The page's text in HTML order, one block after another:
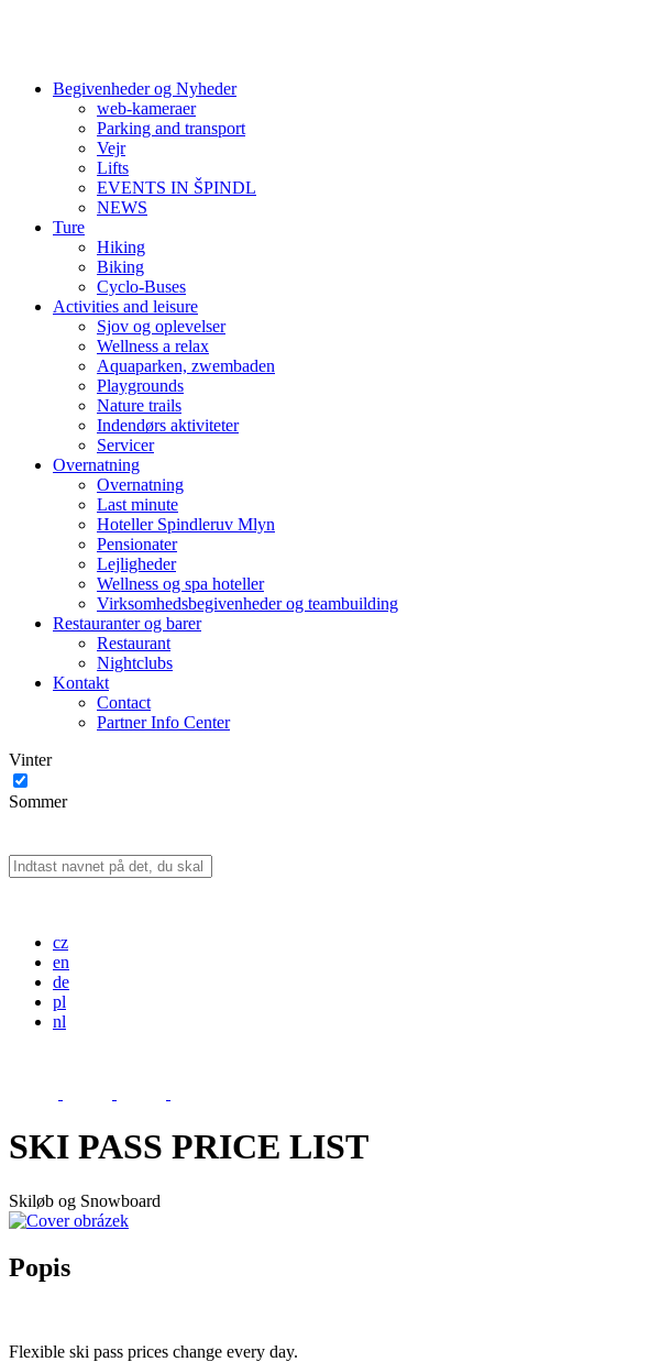
Begivenheder og Nyheder
web-kameraer
Parking and transport
Vejr
Lifts
EVENTS IN ŠPINDL
NEWS
Ture
Hiking
Biking
Cyclo-Buses
Activities and leisure
Sjov og oplevelser
Wellness a relax
Aquaparken, zwembaden
Playgrounds
Nature trails
Indendørs aktiviteter
Servicer
Overnatning
Overnatning
Last minute
Hoteller Spindleruv Mlyn
Pensionater
Lejligheder
Wellness og spa hoteller
Virksomhedsbegivenheder og teambuilding
Restauranter og barer
Restaurant
Nightclubs
Kontakt
Contact
Partner Info Center
Vinter
Sommer
cz
en
de
pl
nl
SKI PASS PRICE LIST
Skiløb og Snowboard
Popis
Flexible ski pass prices change every day.